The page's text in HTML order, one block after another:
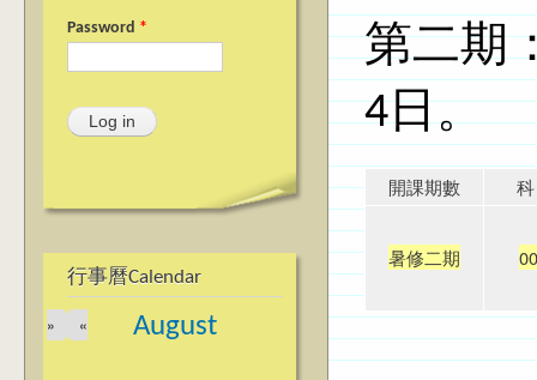
Password *
行事曆Calendar
August
«
»
第二期
4日。
開課期數
暑修二期